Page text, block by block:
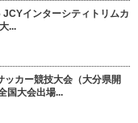
インターシティトリムカ
...
カー競技大会（大分県開
国大会出場...